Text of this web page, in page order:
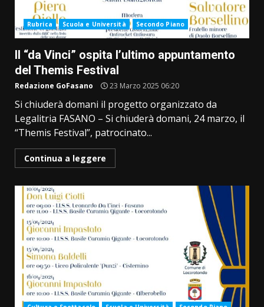
Rubrica Scuola e Università Secondo Piano
Il “da Vinci” ospita l’ultimo appuntamento
del Themis Festival
Redazione GoFasano 23 Marzo 2025 06:20
Si chiuderà domani il progetto organizzato da
Legalitria FASANO – Si chiuderà domani, 24 marzo, il
“Themis Festival”, patrocinato...
Continua a leggere